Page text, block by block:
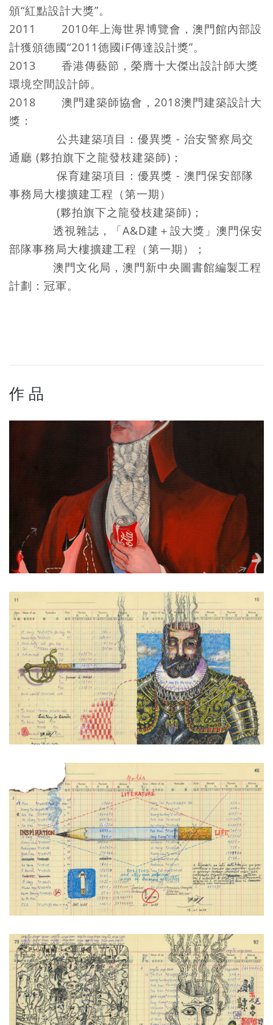
頒“紅點設計大獎”。
2011 2010年上海世界博覽會，澳門館內部設
計獲頒德國“2011德國iF傳達設計獎”。
2013 香港傳藝節，榮膺十大傑出設計師大獎
環境空間設計師。
2018 澳門建築師協會，2018澳門建築設計大
獎：
公共建築項目：優異獎 - 治安警察局交
通廳 (夥拍旗下之龍發枝建築師)；
保育建築項目：優異獎 - 澳門保安部隊
事務局大樓擴建工程（第一期）
(夥拍旗下之龍發枝建築師)；
透視雜誌，「A&D建＋設大獎」澳門保安
部隊事務局大樓擴建工程（第一期）；
澳門文化局，澳門新中央圖書館編製工程
計劃：冠軍。
作 品